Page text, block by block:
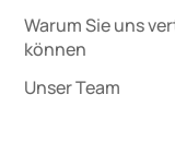
Warum Sie uns
können
Unser Team